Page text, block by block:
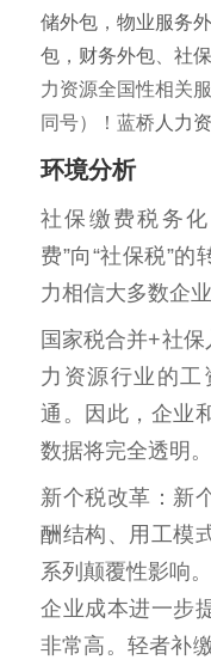
储外包 ， 物业服务
包 ， 财务外包 社
力资源全国性相关
同号）！蓝桥 人力
环境分析
社保缴费税务
费”向“社保税”
力相信大多数企
国家税合并+社
力资源行业的
通。因此，企业
数据将完全透明。
新个税改革：新
酬结构、用工模
系列颠覆性影响。
企业成本进一步
非常高。轻者补